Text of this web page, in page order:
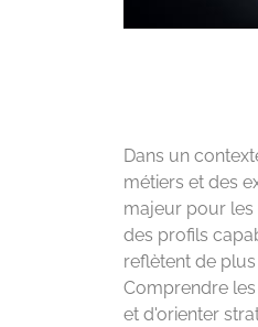
Dans un
métiers et des
majeur pour les
des profils
reflètent de
Comprendre
et d'orienter